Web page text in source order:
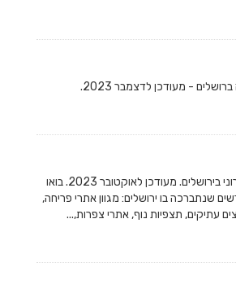
- מעודכן לדצמבר 2023.
רשימת אתרי טבע עירוני בירושלים. מעודכן לאוקטובר 2023. בואו
שנתברכה בו ירושלים: מגוון אתרי פריחה,
עתיקים, תצפיות נוף, אתרי צפרות,...